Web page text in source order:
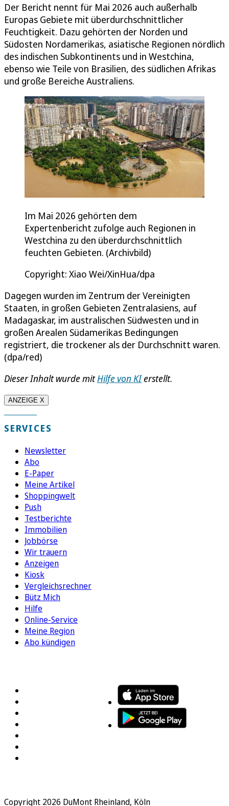
Der Bericht nennt für Mai 2026 auch außerhalb
Europas Gebiete mit überdurchschnittlicher
Feuchtigkeit. Dazu gehörten der Norden und
Südosten Nordamerikas, asiatische Regionen nördlich
des indischen Subkontinents und in Westchina,
ebenso wie Teile von Brasilien, des südlichen Afrikas
und große Bereiche Australiens.
Im Mai 2026 gehörten dem
Expertenbericht zufolge auch Regionen in
Westchina zu den überdurchschnittlich
feuchten Gebieten. (Archivbild)
Copyright: Xiao Wei/XinHua/dpa
Dagegen wurden im Zentrum der Vereinigten
Staaten, in großen Gebieten Zentralasiens, auf
Madagaskar, im australischen Südwesten und in
großen Arealen Südamerikas Bedingungen
registriert, die trockener als der Durchschnitt waren.
(dpa/red)
Dieser Inhalt wurde mitHilfe von KIerstellt.
ANZEIGE X
SERVICES
Newsletter
Abo
E-Paper
Meine Artikel
Shoppingwelt
Push
Testberichte
Immobilien
Jobbörse
Wir trauern
Anzeigen
Kiosk
Vergleichsrechner
Bütz Mich
Hilfe
Online-Service
Meine Region
Abo kündigen
Copyright 2026 DuMont Rheinland, Köln